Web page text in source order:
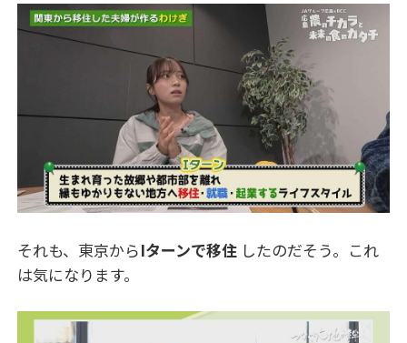
それも、東京からIターンで移住 したのだそう。これ
は気になります。